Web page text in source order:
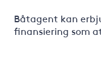
Båtagent kan
finansiering som